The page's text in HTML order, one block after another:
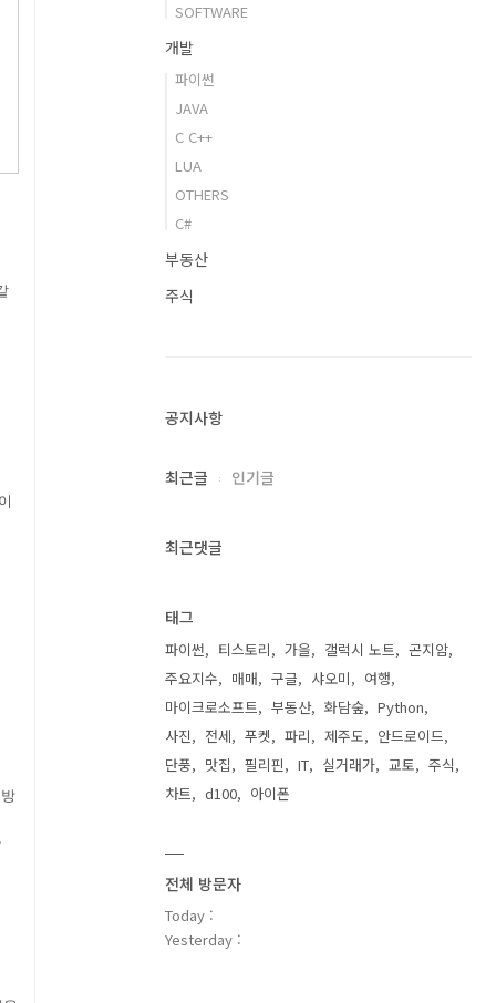
SOFTWARE
개발
파이썬
JAVA
C C++
LUA
OTHERS
C#
부동산
주식
공지사항
최근글 인기글
최근댓글
태그
파이썬 티스토리 가을 갤럭시 노트
곤지암
주요지수
매매 구글 샤오미
여행
마이크로소프트
부동산 화담숲
Python
사진
전세 푸켓 파리 제주도
안드로이드
단풍
맛집 필리핀 IT 실거래가 교토
주식
차트
d100 아이폰
전체 방문자
Today :
Yesterday :